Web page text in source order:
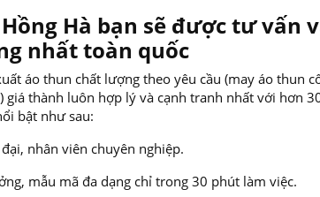
Hà bạn sẽ được tư vấn
nhất toàn quốc
áo thun chất lượng theo yêu cầu (may áo thun
giá thành luôn hợp lý và cạnh tranh nhất với hơn
bật như sau:
nhân viên chuyên nghiệp.
mẫu mã đa dạng chỉ trong 30 phút làm việc.